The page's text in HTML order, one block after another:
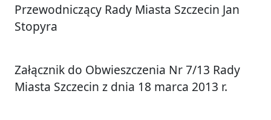
Przewodniczący Rady Miasta Szczecin Jan
Stopyra
Załącznik do Obwieszczenia Nr 7/13 Rady
Miasta Szczecin z dnia 18 marca 2013 r.